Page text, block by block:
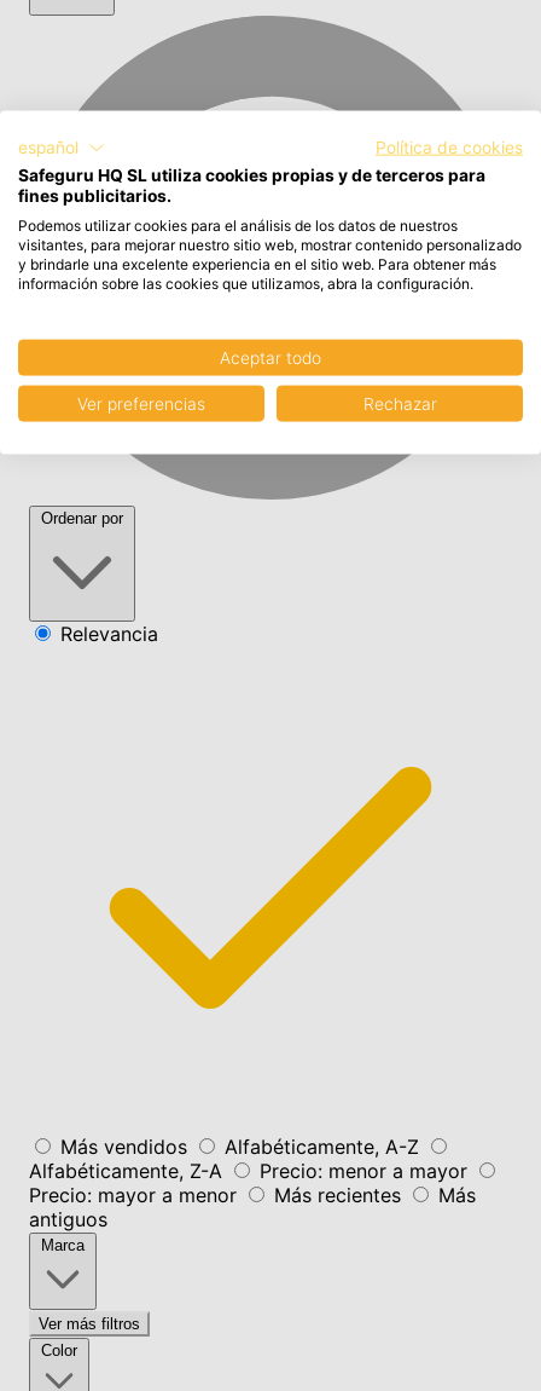
Ordenar por
Relevancia
Más vendidos
Alfabéticamente, A-Z
Alfabéticamente, Z-A
Precio: menor a mayor
Precio: mayor a menor
Más recientes
Más
antiguos
Marca
Ver más filtros
Color
español
Política de cookies
Safeguru HQ SL utiliza cookies propias y de terceros para
fines publicitarios.
Podemos utilizar cookies para el análisis de los datos de nuestros
visitantes, para mejorar nuestro sitio web, mostrar contenido personalizado
y brindarle una excelente experiencia en el sitio web. Para obtener más
información sobre las cookies que utilizamos, abra la configuración.
Aceptar todo
Ver preferencias Rechazar